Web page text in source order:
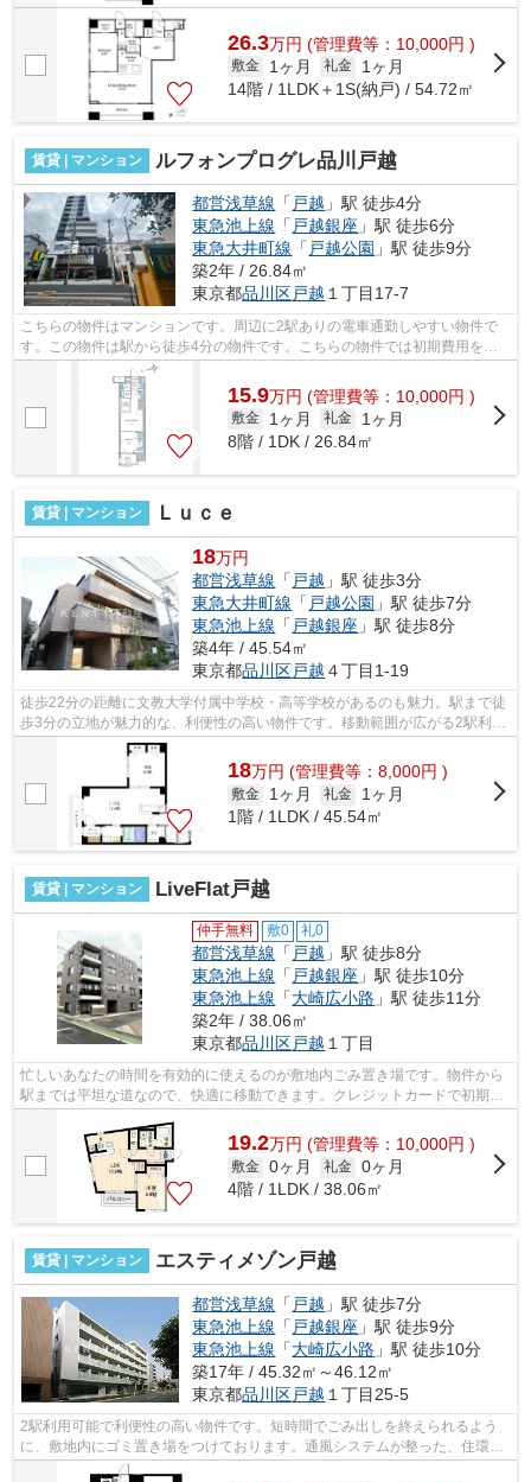
26.3万円 (管理費等：10,000円 )
敷金 1ヶ月 礼金
1ヶ月
14階 / 1LDK＋1S(納戸) / 54.72㎡
賃貸 | マンション ルフォンプログレ品川戸越
都営浅草線 「 戸越 」駅 徒歩4分
東急池上線 「 戸越銀座 」駅 徒歩6分
東急大井町線 「 戸越公園 」駅 徒歩9分
築2年 / 26.84㎡
東京都品川区戸越 １丁目17-7
こちらの物件はマンションです。周辺に2駅ありの電車通勤しやすい物件で
す。この物件は駅から徒歩4分の物件です。こちらの物件では初期費用をカ
ードでお支払いいただけます。共用部に...
15.9万円 (管理費等：10,000円 )
敷金 1ヶ月 礼金
1ヶ月
8階 / 1DK / 26.84㎡
賃貸 | マンション Ｌｕｃｅ
18万円
都営浅草線 「 戸越 」駅 徒歩3分
東急大井町線 「 戸越公園 」駅 徒歩7分
東急池上線 「 戸越銀座 」駅 徒歩8分
築4年 / 45.54㎡
東京都品川区戸越 ４丁目1-19
徒歩22分の距離に文教大学付属中学校・高等学校があるのも魅力。駅まで徒
歩3分の立地が魅力的な、利便性の高い物件です。移動範囲が広がる2駅利用
可能な物件です。敷地内ごみ置き場が...
18万円 (管理費等：8,000円 )
敷金 1ヶ月 礼金
1ヶ月
1階 / 1LDK / 45.54㎡
賃貸 | マンション LiveFlat戸越
仲手無料 敷0 礼0
都営浅草線 「 戸越 」駅 徒歩8分
東急池上線 「 戸越銀座 」駅 徒歩10分
東急池上線 「大崎広小路 」駅 徒歩11分
築2年 / 38.06㎡
東京都品川区戸越 １丁目
忙しいあなたの時間を有効的に使えるのが敷地内ごみ置き場です。物件から
駅までは平坦な道なので、快適に移動できます。クレジットカードで初期費
用がお支払いいただけるので、決済の...
19.2万円 (管理費等：10,000円 )
敷金 0ヶ月 礼金 0ヶ月
4階 / 1LDK / 38.06㎡
賃貸 | マンション エスティメゾン戸越
都営浅草線 「 戸越 」駅 徒歩7分
東急池上線 「 戸越銀座 」駅 徒歩9分
東急池上線 「大崎広小路 」駅 徒歩10分
築17年 / 45.32㎡～46.12㎡
東京都品川区戸越 １丁目25-5
2駅利用可能で利便性の高い物件です。短時間でごみ出しを終えられるよう
に、敷地内にゴミ置き場をつけております。通風システムが整った、住環境
の良い安心の物件です。こちらの物件で...